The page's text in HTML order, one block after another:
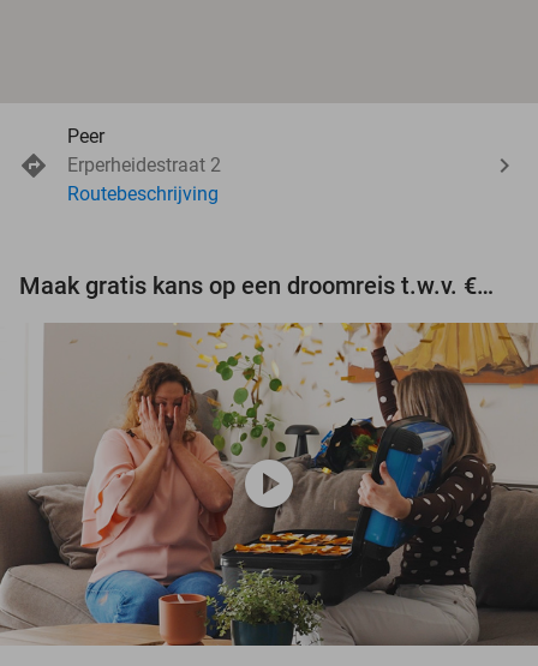
Peer
Erperheidestraat 2
Routebeschrijving
Maak gratis kans op een droomreis t.w.v. €3.000!
play_circle